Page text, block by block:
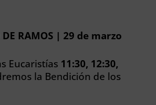
DE RAMOS | 29 de marzo
Eucaristías 11:30, 12:30,
la Bendición de los